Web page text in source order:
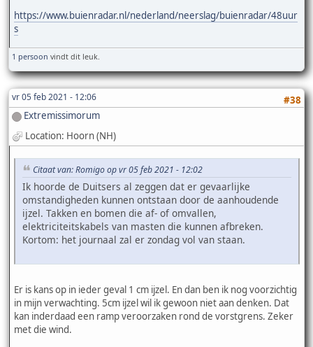
https://www.buienradar.nl/nederland/neerslag/buienradar/48uur
s
1 persoon vindt dit leuk.
vr 05 feb 2021 - 12:06
#38
Extremissimorum
Location: Hoorn (NH)
Citaat van: Romigo op vr 05 feb 2021 - 12:02
Ik hoorde de Duitsers al zeggen dat er gevaarlijke
omstandigheden kunnen ontstaan door de aanhoudende
ijzel. Takken en bomen die af- of omvallen,
elektriciteitskabels van masten die kunnen afbreken.
Kortom: het journaal zal er zondag vol van staan.
Er is kans op in ieder geval 1 cm ijzel. En dan ben ik nog voorzichtig
in mijn verwachting. 5cm ijzel wil ik gewoon niet aan denken. Dat
kan inderdaad een ramp veroorzaken rond de vorstgrens. Zeker
met die wind.